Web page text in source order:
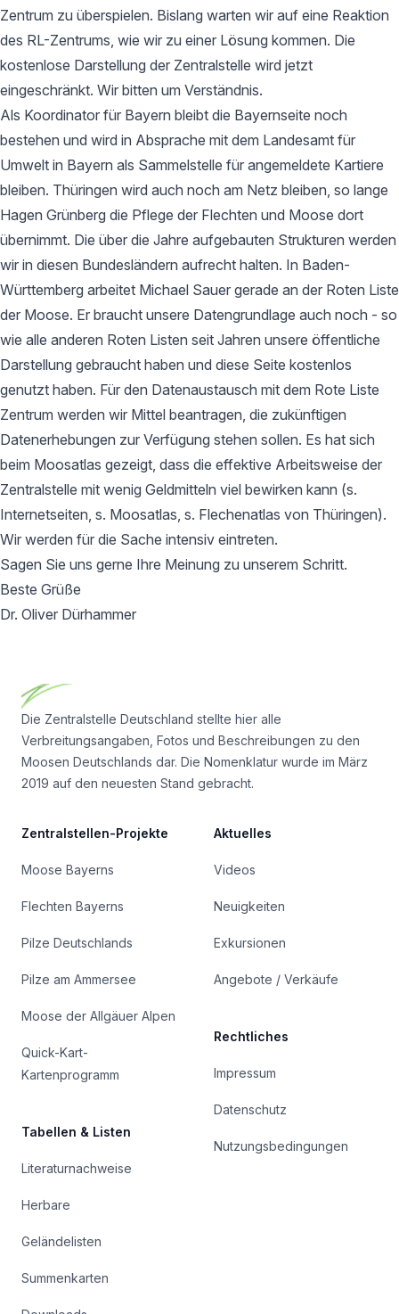
Zentrum zu überspielen. Bislang warten wir auf eine Reaktion
des RL-Zentrums, wie wir zu einer Lösung kommen. Die
kostenlose Darstellung der Zentralstelle wird jetzt
eingeschränkt. Wir bitten um Verständnis.
Als Koordinator für Bayern bleibt die Bayernseite noch
bestehen und wird in Absprache mit dem Landesamt für
Umwelt in Bayern als Sammelstelle für angemeldete Kartiere
bleiben. Thüringen wird auch noch am Netz bleiben, so lange
Hagen Grünberg die Pflege der Flechten und Moose dort
übernimmt. Die über die Jahre aufgebauten Strukturen werden
wir in diesen Bundesländern aufrecht halten. In Baden-
Württemberg arbeitet Michael Sauer gerade an der Roten Liste
der Moose. Er braucht unsere Datengrundlage auch noch - so
wie alle anderen Roten Listen seit Jahren unsere öffentliche
Darstellung gebraucht haben und diese Seite kostenlos
genutzt haben. Für den Datenaustausch mit dem Rote Liste
Zentrum werden wir Mittel beantragen, die zukünftigen
Datenerhebungen zur Verfügung stehen sollen. Es hat sich
beim Moosatlas gezeigt, dass die effektive Arbeitsweise der
Zentralstelle mit wenig Geldmitteln viel bewirken kann (s.
Internetseiten, s. Moosatlas, s. Flechenatlas von Thüringen).
Wir werden für die Sache intensiv eintreten.
Sagen Sie uns gerne Ihre Meinung zu unserem Schritt.
Beste Grüße
Dr. Oliver Dürhammer
Die Zentralstelle Deutschland stellte hier alle
Verbreitungsangaben, Fotos und Beschreibungen zu den
Moosen Deutschlands dar. Die Nomenklatur wurde im März
2019 auf den neuesten Stand gebracht.
Zentralstellen-Projekte
Moose Bayerns
Flechten Bayerns
Pilze Deutschlands
Pilze am Ammersee
Moose der Allgäuer Alpen
Quick-Kart-
Kartenprogramm
Tabellen & Listen
Literaturnachweise
Herbare
Geländelisten
Summenkarten
Aktuelles
Videos
Neuigkeiten
Exkursionen
Angebote / Verkäufe
Rechtliches
Impressum
Datenschutz
Nutzungsbedingungen